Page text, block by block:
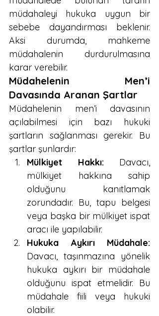
müdahaleyi hukuka uygun bir
sebebe dayandırması beklenir.
Aksi durumda, mahkeme
müdahalenin durdurulmasına
karar verebilir.
Müdahelenin Men’i
Davasında Aranan Şartlar
Müdahelenin men’i davasının
açılabilmesi için bazı hukuki
şartların sağlanması gerekir. Bu
şartlar şunlardır:
Mülkiyet Hakkı: Davacı,
mülkiyet hakkına sahip
olduğunu kanıtlamak
zorundadır. Bu, tapu belgesi
veya başka bir mülkiyet ispat
aracı ile yapılabilir.
Hukuka Aykırı Müdahale:
Davacı, taşınmazına yönelik
hukuka aykırı bir müdahale
olduğunu ispat etmelidir. Bu
müdahale fiili veya hukuki
olabilir.